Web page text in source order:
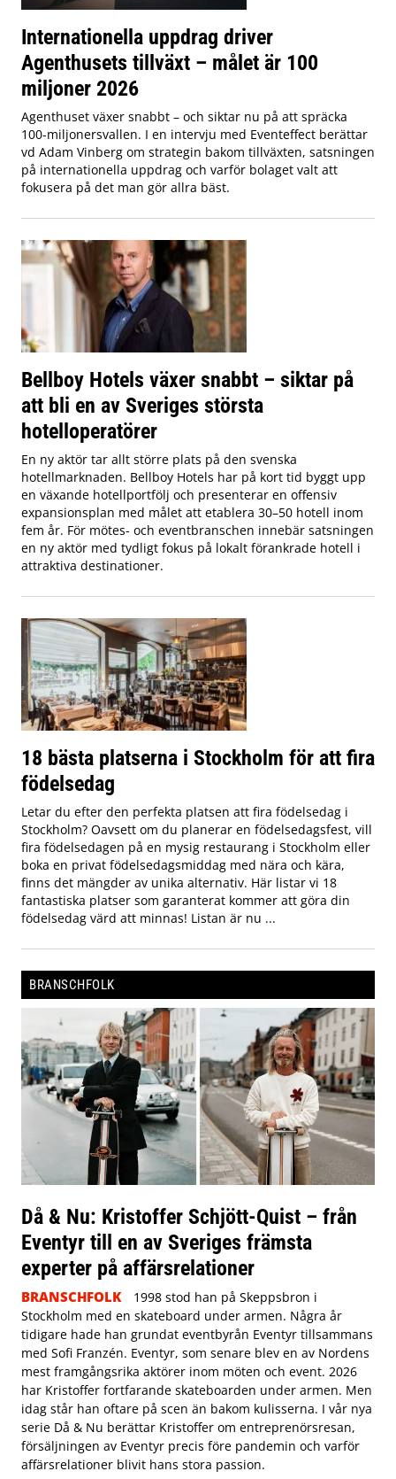
Internationella uppdrag driver
Agenthusets tillväxt – målet är 100
miljoner 2026
Agenthuset växer snabbt – och siktar nu på att spräcka
100-miljonersvallen. I en intervju med Eventeffect berättar
vd Adam Vinberg om strategin bakom tillväxten, satsningen
på internationella uppdrag och varför bolaget valt att
fokusera på det man gör allra bäst.
Bellboy Hotels växer snabbt – siktar på
att bli en av Sveriges största
hotelloperatörer
En ny aktör tar allt större plats på den svenska
hotellmarknaden. Bellboy Hotels har på kort tid byggt upp
en växande hotellportfölj och presenterar en offensiv
expansionsplan med målet att etablera 30–50 hotell inom
fem år. För mötes- och eventbranschen innebär satsningen
en ny aktör med tydligt fokus på lokalt förankrade hotell i
attraktiva destinationer.
18 bästa platserna i Stockholm för att fira
födelsedag
Letar du efter den perfekta platsen att fira födelsedag i
Stockholm? Oavsett om du planerar en födelsedagsfest, vill
fira födelsedagen på en mysig restaurang i Stockholm eller
boka en privat födelsedagsmiddag med nära och kära,
finns det mängder av unika alternativ. Här listar vi 18
fantastiska platser som garanterat kommer att göra din
födelsedag värd att minnas! Listan är nu ...
BRANSCHFOLK
Då & Nu: Kristoffer Schjött-Quist – från
Eventyr till en av Sveriges främsta
experter på affärsrelationer
BRANSCHFOLK
1998 stod han på Skeppsbron i
Stockholm med en skateboard under armen. Några år
tidigare hade han grundat eventbyrån Eventyr tillsammans
med Sofi Franzén. Eventyr, som senare blev en av Nordens
mest framgångsrika aktörer inom möten och event. 2026
har Kristoffer fortfarande skateboarden under armen. Men
idag står han oftare på scen än bakom kulisserna. I vår nya
serie Då & Nu berättar Kristoffer om entreprenörsresan,
försäljningen av Eventyr precis före pandemin och varför
affärsrelationer blivit hans stora passion.